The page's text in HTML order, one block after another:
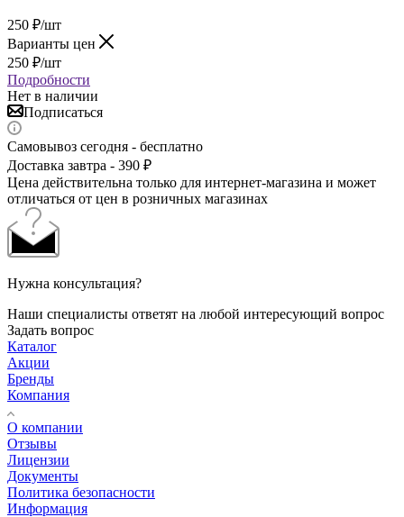
250 ₽/шт
Варианты цен
250 ₽/шт
Подробности
Нет в наличии
Подписаться
Самовывоз сегодня - бесплатно
Доставка завтра - 390 ₽
Цена действительна только для интернет-магазина и может
отличаться от цен в розничных магазинах
Нужна консультация?
Наши специалисты ответят на любой интересующий вопрос
Задать вопрос
Каталог
Акции
Бренды
Компания
О компании
Отзывы
Лицензии
Документы
Политика безопасности
Информация